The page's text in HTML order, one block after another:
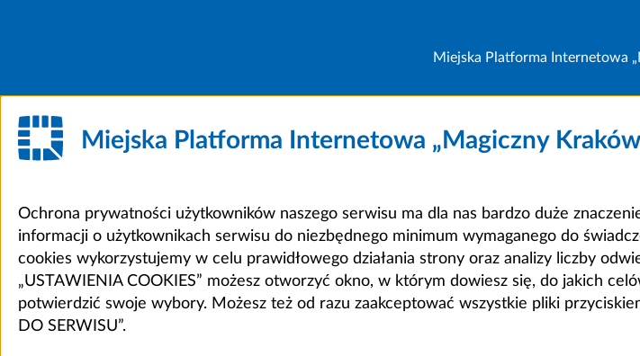
Miejska Platforma Internetowa
Miejska Platforma Internetowa „Magiczny
Ochrona prywatności użytkowników naszego serwisu ma dla nas bardzo duże
informacji o użytkownikach serwisu do niezbędnego minimum wymaganego do
cookies wykorzystujemy w celu prawidłowego działania strony oraz analizy liczby
„USTAWIENIA COOKIES” możesz otworzyć okno, w którym dowiesz się, do jakich
potwierdzić swoje wybory. Możesz też od razu zaakceptować wszystkie pliki
DO SERWISU”.